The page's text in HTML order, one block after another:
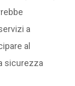
a
al
sicurezza